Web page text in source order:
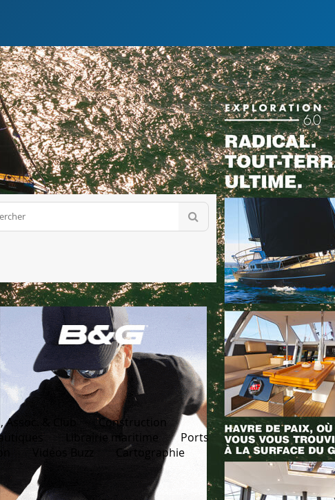
Assoc. & Club
Construction
Librairie maritime
Ports
Vidéos Buzz
Cartographie